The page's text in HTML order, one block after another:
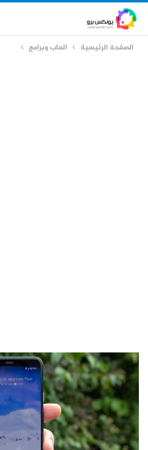
الصفحة الرئيسية العاب وبرامج